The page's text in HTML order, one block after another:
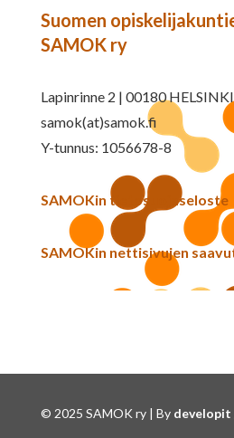
Suomen
SAMOK ry
Lapinrinne 2 | 00180 HELSINKI
samok(at)samok.fi
Y-tunnus: 1056678-8
SAMOKin tietosuojaseloste
SAMOKin nettisivujen
© 2025 SAMOK ry | By developit